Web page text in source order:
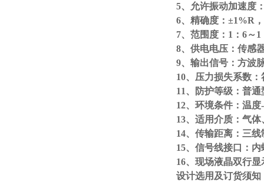
5、
允许振动加速度
6、 精确度： ±1%R ，
7、 范围度： 1 ： 6～1
8、 供电电压：传感
9、 输出信号：方波
10、 压力损失系数：
11、
防护等级：普通
12、 环境条件：温度
13、 适用介质：气体
14、 传输距离：三线
15、 信号线接口：内
16、 现场液晶双行
设计选用及订货须知